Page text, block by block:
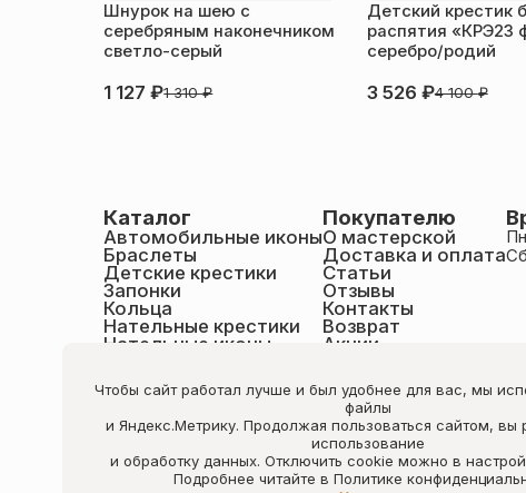
Шнурок на шею с
серебряным наконечником
светло-серый
1 127₽1 310₽
Детский крестик
распятия «КРЭ23
серебро/родий
3 526 ₽4 100₽
Каталог
Автомобильные иконы
Браслеты
Детские крестики
Запонки
Кольца
Нательные крестики
Нательные иконы
Образки именные
Статуэтки святых
Шнурки на шею
Чётки
Покупателю
О мастерской
Доставка и оплата
Статьи
Отзывы
Контакты
Возврат
Акции
nilovashop.ru
Чтобы сайт работал лучше и был удобнее для вас, мы
файлы
и Яндекс.Метрику. Продолжая пользоваться сайтом, вы
использование
и обработку данных. Отключить cookie можно в
Подробнее читайте в Политике